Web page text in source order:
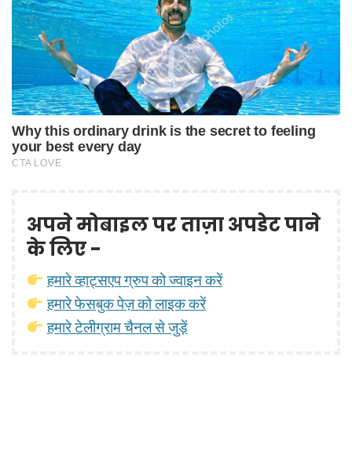
अपने मोबाइल पर ताज़ा अपडेट पाने
के लिए -
हमारे व्हाट्सएप ग्रुप को ज्वाइन करें
हमारे फेसबुक पेज़ को लाइक करें
हमारे टेलीग्राम चैनल से जुड़ें